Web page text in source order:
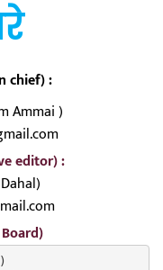
chief) :
Ammai )
editor) :